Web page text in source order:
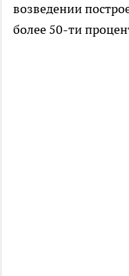
возведении
более 50-ти